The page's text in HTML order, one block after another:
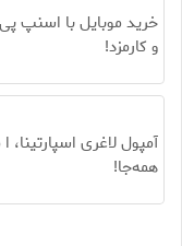
و کارمزد!
آمپول لاغری اسپارتینا،
همه‌جا!